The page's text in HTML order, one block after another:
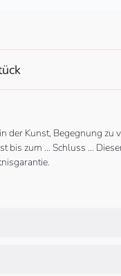
der Kunst, Begegnung
bis zum … Schluss …